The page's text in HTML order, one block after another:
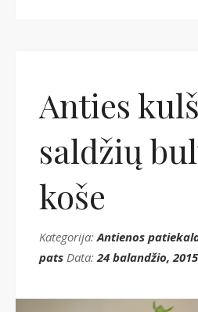
Anties
saldžių
koše
Kategorija:Antienos
pats Data:24 balandžio, 2015